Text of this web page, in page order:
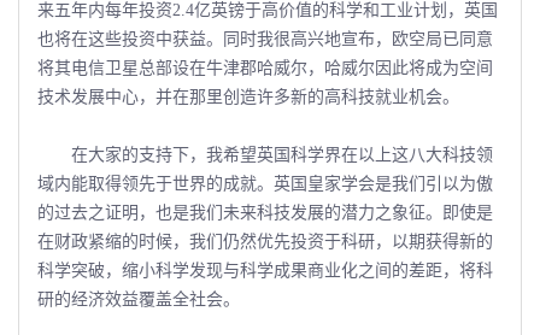
来五年内每年投资2.4亿英镑于高价值的科学和工业计划，英国
也将在这些投资中获益。同时我很高兴地宣布，欧空局已同意
将其电信卫星总部设在牛津郡哈威尔，哈威尔因此将成为空间
技术发展中心，并在那里创造许多新的高科技就业机会。
在大家的支持下，我希望英国科学界在以上这八大科技领
域内能取得领先于世界的成就。英国皇家学会是我们引以为傲
的过去之证明，也是我们未来科技发展的潜力之象征。即使是
在财政紧缩的时候，我们仍然优先投资于科研，以期获得新的
科学突破，缩小科学发现与科学成果商业化之间的差距，将科
研的经济效益覆盖全社会。